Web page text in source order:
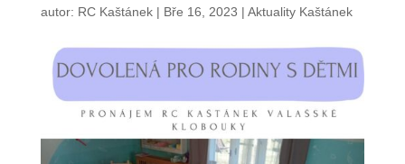
autor: RC Kaštánek| Bře 16, 2023 | Aktuality Kaštánek